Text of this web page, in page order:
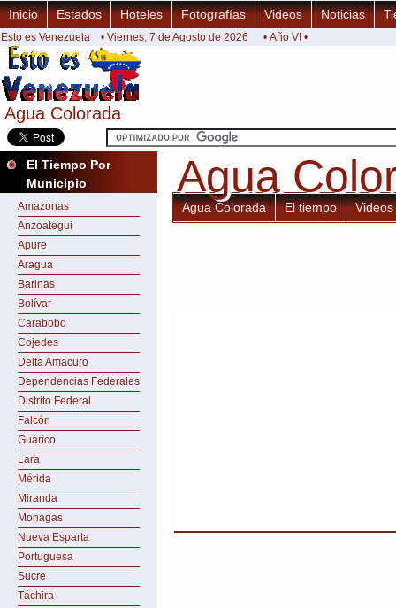
Agua Colorada
Agua Colorada
Inicio Estados Hoteles Fotografías Videos Noticias
Esto es Venezuela • Viernes, 7 de Agosto de 2026 • Año VI •
El Tiempo Por
Municipio
Amazonas
Anzoategui
Apure
Aragua
Barinas
Bolívar
Carabobo
Cojedes
Delta Amacuro
Dependencias Federales
Distrito Federal
Falcón
Guárico
Lara
Mérida
Miranda
Monagas
Nueva Esparta
Portuguesa
Sucre
Táchira
Agua
Agua
Agua Colorada El tiempo Videos